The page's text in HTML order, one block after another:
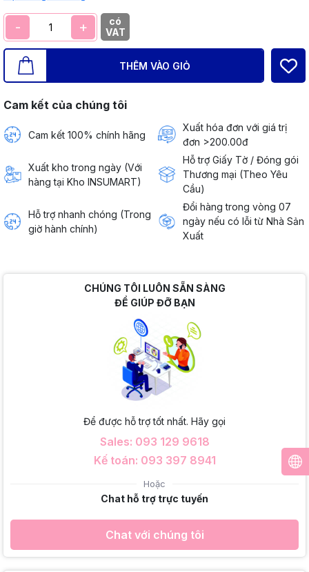
- +
có
VAT
THÊM VÀO GIỎ
Cam kết của chúng tôi
Cam kết 100% chính hãng
Xuất hóa đơn với giá trị
đơn >200.00đ
Xuất kho trong ngày (Với
hàng tại Kho INSUMART)
Hỗ trợ Giấy Tờ / Đóng gói
Thương mại (Theo Yêu
Cầu)
Hỗ trợ nhanh chóng (Trong
giờ hành chính)
Đổi hàng trong vòng 07
ngày nếu có lỗi từ Nhà Sản
Xuất
CHÚNG TÔI LUÔN SẴN SÀNG
ĐỂ GIÚP ĐỠ BẠN
Để được hỗ trợ tốt nhất. Hãy gọi
Sales: 093 129 9618
Kế toán: 093 397 8941
Hoặc
Chat hỗ trợ trực tuyến
Chat với chúng tôi